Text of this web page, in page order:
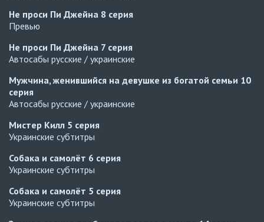
Не проси Пи Джейна 8 серия
Превью
Не проси Пи Джейна 7 серия
Автосабы русские / украинские
Мужчина, женившийся на девушке из богатой семьи 10
серия
Автосабы русские / украинские
Мистер Килл 5 серия
Украинские субтитры
Собака и самолёт 6 серия
Украинские субтитры
Собака и самолёт 5 серия
Украинские субтитры